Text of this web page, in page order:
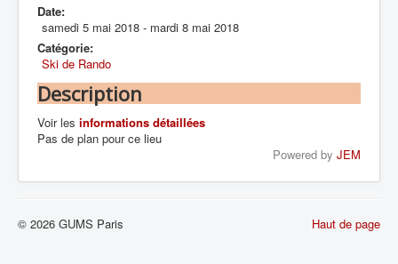
Date:
samedi 5 mai 2018 - mardi 8 mai 2018
Catégorie:
Ski de Rando
Description
Voir les informations détaillées
Pas de plan pour ce lieu
Powered by JEM
Haut de page
© 2026 GUMS Paris